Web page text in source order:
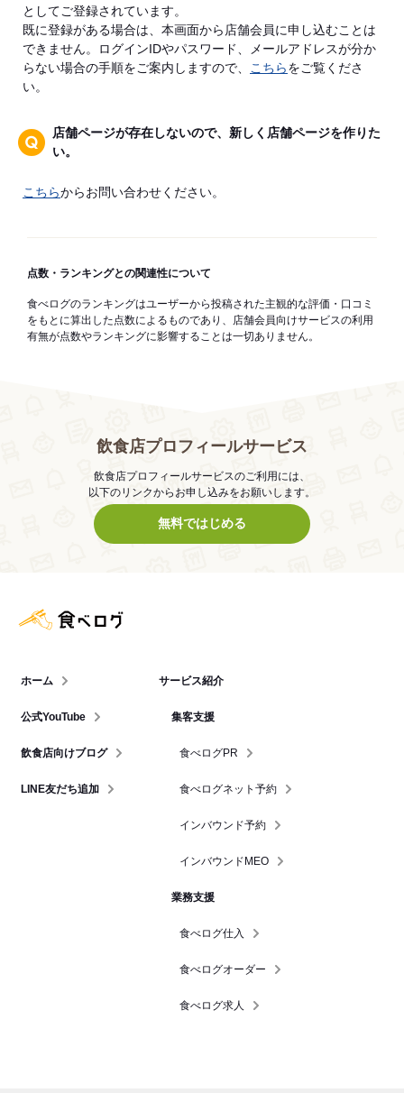
としてご登録されています。
既に登録がある場合は、本画面から店舗会員に申し込むことは
できません。ログインIDやパスワード、メールアドレスが分か
らない場合の手順をご案内しますので、
こちらをご覧くださ
い。
店舗ページが存在しないので、新しく店舗ページを作りた
い。
こちらからお問い合わせください。
点数・ランキングとの関連性について
食べログのランキングはユーザーから投稿された主観的な評価・口コミ
をもとに算出した点数によるものであり、店舗会員向けサービスの利用
有無が点数やランキングに影響することは一切ありません。
飲食店プロフィールサービス
飲食店プロフィールサービスのご利用には、
以下のリンクからお申し込みをお願いします。
無料ではじめる
ホーム
公式YouTube
飲食店向けブログ
LINE友だち追加
サービス紹介
集客支援
食べログPR
食べログネット予約
インバウンド予約
インバウンドMEO
業務支援
食べログ仕入
食べログオーダー
食べログ求人